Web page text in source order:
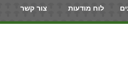
לוח מודעות צור קשר